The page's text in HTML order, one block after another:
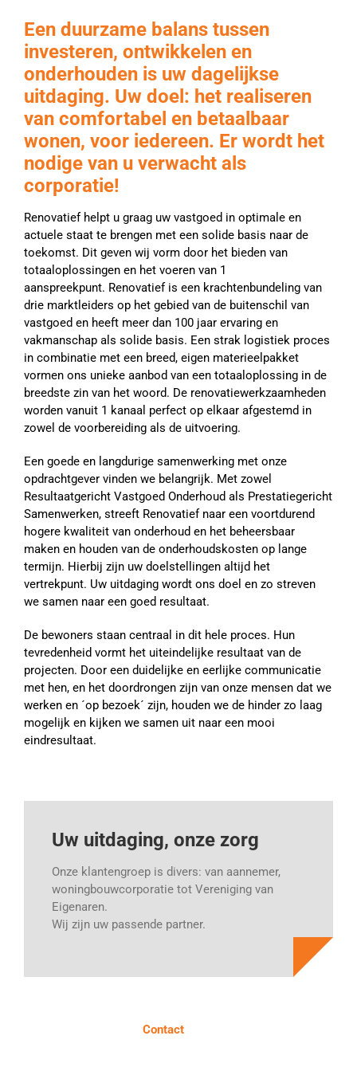
Een duurzame balans tussen
investeren, ontwikkelen en
onderhouden is uw dagelijkse
uitdaging. Uw doel: het realiseren
van comfortabel en betaalbaar
wonen, voor iedereen. Er wordt het
nodige van u verwacht als
corporatie!
Renovatief helpt u graag uw vastgoed in optimale en
actuele staat te brengen met een solide basis naar de
toekomst. Dit geven wij vorm door het bieden van
totaaloplossingen en het voeren van 1
aanspreekpunt. Renovatief is een krachtenbundeling van
drie marktleiders op het gebied van de buitenschil van
vastgoed en heeft meer dan 100 jaar ervaring en
vakmanschap als solide basis. Een strak logistiek proces
in combinatie met een breed, eigen materieelpakket
vormen ons unieke aanbod van een totaaloplossing in de
breedste zin van het woord. De renovatiewerkzaamheden
worden vanuit 1 kanaal perfect op elkaar afgestemd in
zowel de voorbereiding als de uitvoering.
Een goede en langdurige samenwerking met onze
opdrachtgever vinden we belangrijk. Met zowel
Resultaatgericht Vastgoed Onderhoud als Prestatiegericht
Samenwerken, streeft Renovatief naar een voortdurend
hogere kwaliteit van onderhoud en het beheersbaar
maken en houden van de onderhoudskosten op lange
termijn. Hierbij zijn uw doelstellingen altijd het
vertrekpunt. Uw uitdaging wordt ons doel en zo streven
we samen naar een goed resultaat.
De bewoners staan centraal in dit hele proces. Hun
tevredenheid vormt het uiteindelijke resultaat van de
projecten. Door een duidelijke en eerlijke communicatie
met hen, en het doordrongen zijn van onze mensen dat we
werken en ´op bezoek´ zijn, houden we de hinder zo laag
mogelijk en kijken we samen uit naar een mooi
eindresultaat.
Uw uitdaging, onze zorg
Onze klantengroep is divers: van aannemer,
woningbouwcorporatie tot Vereniging van
Eigenaren.
Wij zijn uw passende partner.
Contact